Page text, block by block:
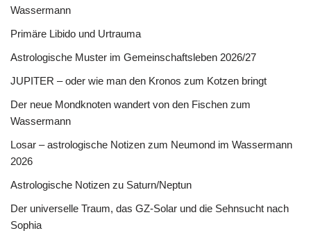
Wassermann
Primäre Libido und Urtrauma
Astrologische Muster im Gemeinschaftsleben 2026/27
JUPITER – oder wie man den Kronos zum Kotzen bringt
Der neue Mondknoten wandert von den Fischen zum
Wassermann
Losar – astrologische Notizen zum Neumond im Wassermann
2026
Astrologische Notizen zu Saturn/Neptun
Der universelle Traum, das GZ-Solar und die Sehnsucht nach
Sophia